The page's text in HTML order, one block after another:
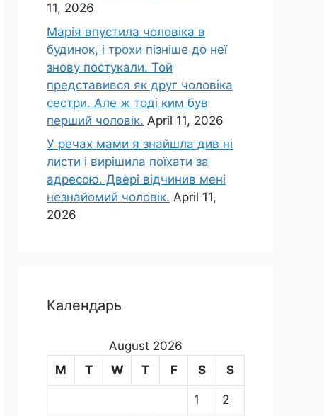
11, 2026
Марія впустила чоловіка в
будинок, і трохи пізніше до неї
знову постукали. Той
представився як друг чоловіка
сестри. Але ж тоді ким був
перший чоловік. April 11, 2026
У речах мами я знайшла див ні
листи і вирішила поїхати за
адресою. Двері відчинив мені
незнайомий чоловік. April 11,
2026
Календарь
August 2026
M
T W T F S S
1 2